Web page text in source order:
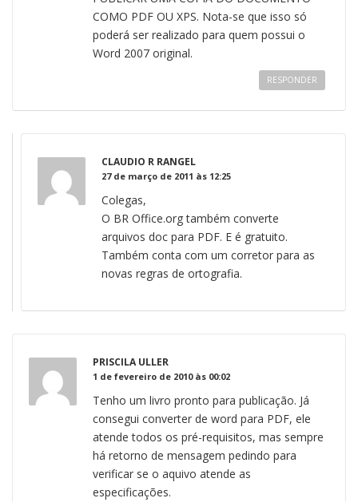
COMO PDF OU XPS. Nota-se que isso só
poderá ser realizado para quem possui o
Word 2007 original.
RESPONDER
CLAUDIO R RANGEL
27 de março de 2011 às 12:25
Colegas,
O BR Office.org também converte
arquivos doc para PDF. E é gratuito.
Também conta com um corretor para as
novas regras de ortografia.
PRISCILA ULLER
1 de fevereiro de 2010 às 00:02
Tenho um livro pronto para publicação. Já
consegui converter de word para PDF, ele
atende todos os pré-requisitos, mas sempre
há retorno de mensagem pedindo para
verificar se o aquivo atende as
especificações.